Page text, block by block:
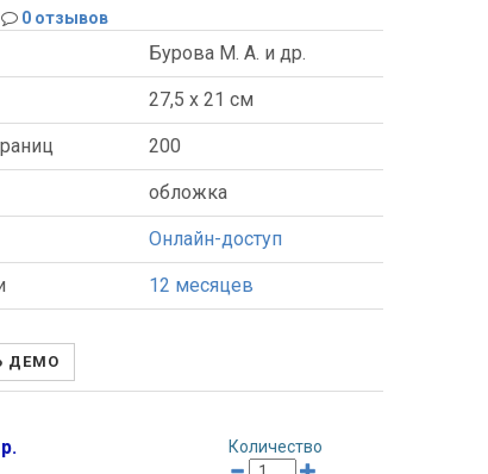
0 отзывов
Бурова М. А. и др.
27,5 x 21 см
200
обложка
Онлайн-доступ
12 месяцев
ДЕМО
Количество